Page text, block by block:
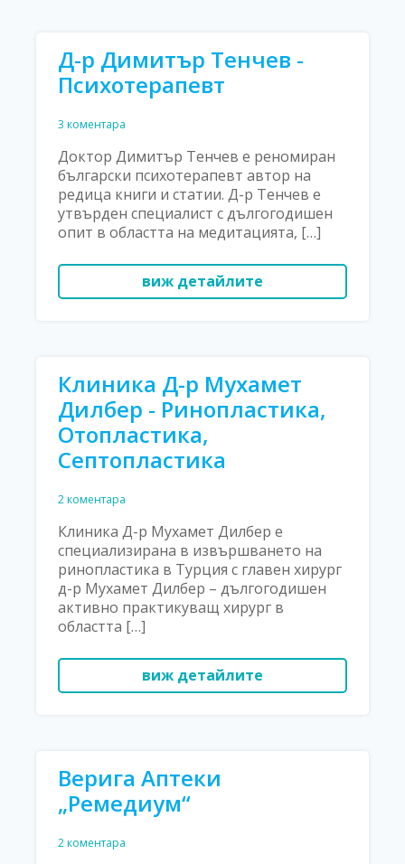
Д-р Димитър Тенчев -
Психотерапевт
3 коментара
Доктор Димитър Тенчев е реномиран
български психотерапевт автор на
редица книги и статии. Д-р Тенчев е
утвърден специалист с дългогодишен
опит в областта на медитацията, […]
виж детайлите
Клиника Д-р Мухамет
Дилбер - Ринопластика,
Отопластика,
Септопластика
2 коментара
Клиника Д-р Мухамет Дилбер е
специализирана в извършването на
ринопластика в Турция с главен хирург
д-р Мухамет Дилбер – дългогодишен
активно практикуващ хирург в
областта […]
виж детайлите
Верига Аптеки
„Ремедиум“
2 коментара